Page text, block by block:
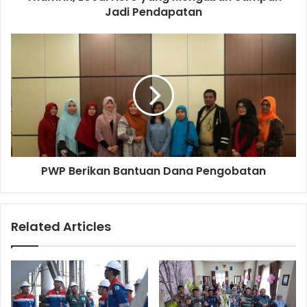
Jadi Pendapatan
Dana
Pengobatan
PWP Berikan Bantuan Dana Pengobatan
Related Articles